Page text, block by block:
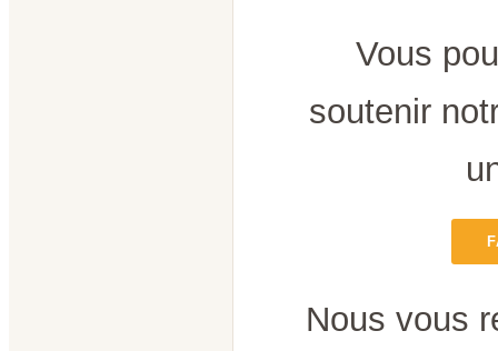
Vous
soutenir
Nous vous